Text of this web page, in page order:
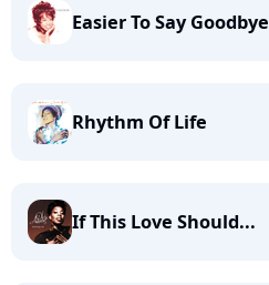
Easier To Say Goodbye
Rhythm Of Life
If This Love Should...